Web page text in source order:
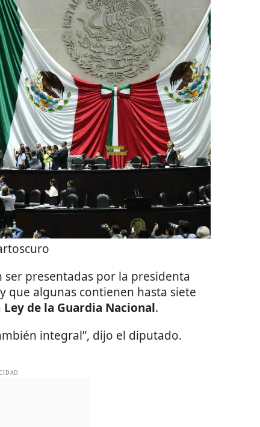
presentadas por la presidenta
que algunas contienen hasta siete
Ley de la Guardia Nacional.
integral”, dijo el diputado.